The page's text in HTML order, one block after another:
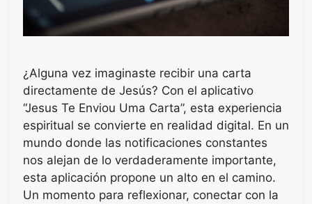
¿Alguna vez imaginaste recibir una carta
directamente de Jesús? Con el aplicativo
“Jesus Te Enviou Uma Carta”, esta experiencia
espiritual se convierte en realidad digital. En un
mundo donde las notificaciones constantes
nos alejan de lo verdaderamente importante,
esta aplicación propone un alto en el camino.
Un momento para reflexionar, conectar con la